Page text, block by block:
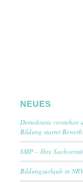
NEUES
Demokratie verstehen
Bildung startet
SMP – Ihre
Bildungsurlaub in